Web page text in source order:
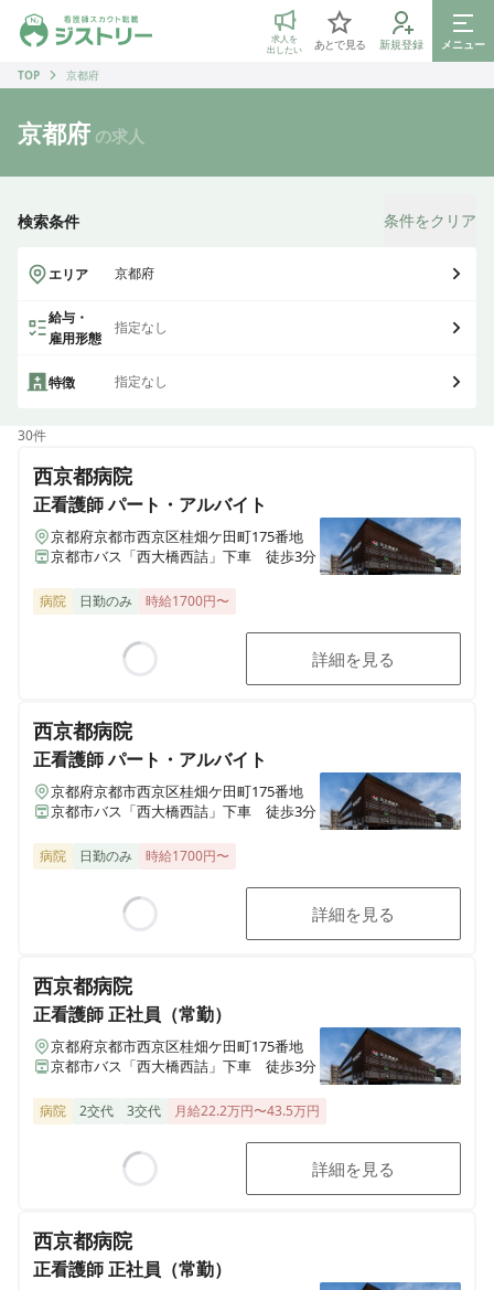
ジストリー 看護師の転職マッチング
求人を
出したい
あとで見る 新規登録
メニュー
TOP
京都府
京都府 の求人
検索条件 条件をクリア
エリア 京都府
給与・
雇用形態
指定なし
特徴 指定なし
30件
西京都病院
正看護師パート・アルバイト
京都府京都市西京区桂畑ケ田町175番地
京都市バス「西大橋西詰」下車 徒歩3分
病院 日勤のみ 時給1700円〜
詳細を見る
西京都病院
正看護師パート・アルバイト
京都府京都市西京区桂畑ケ田町175番地
京都市バス「西大橋西詰」下車 徒歩3分
病院 日勤のみ 時給1700円〜
詳細を見る
西京都病院
正看護師正社員（常勤）
京都府京都市西京区桂畑ケ田町175番地
京都市バス「西大橋西詰」下車 徒歩3分
病院 2交代 3交代 月給22.2万円〜43.5万円
詳細を見る
西京都病院
正看護師正社員（常勤）